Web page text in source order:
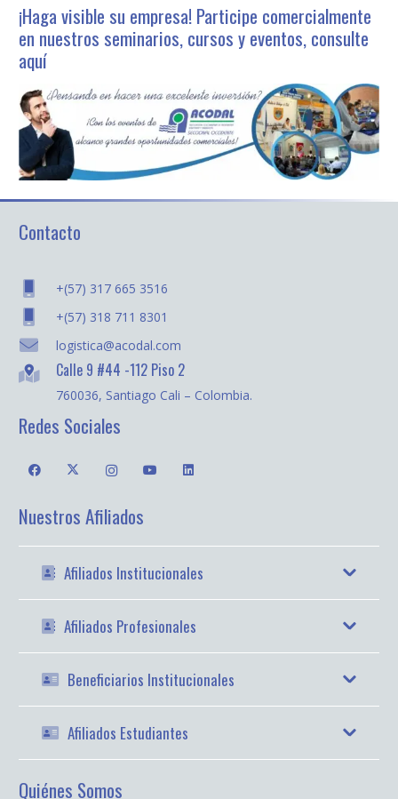
¡Haga visible su empresa! Participe comercialmente
en nuestros seminarios, cursos y eventos, consulte
aquí
Contacto
+(57) 317 665 3516
+(57) 318 711 8301
logistica@acodal.com
Calle 9 #44 -112 Piso 2
760036, Santiago Cali – Colombia.
Redes Sociales
Nuestros Afiliados
Afiliados Institucionales
Afiliados Profesionales
Beneficiarios Institucionales
Afiliados Estudiantes
Quiénes Somos